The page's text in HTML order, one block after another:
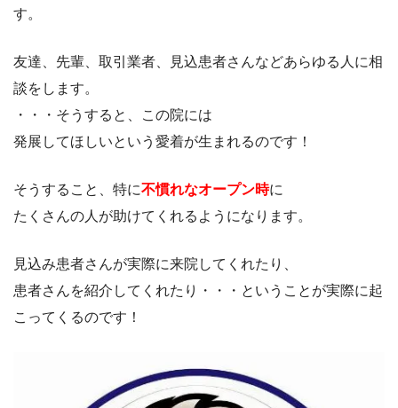
す。
友達、先輩、取引業者、見込患者さんなどあらゆる人に相
談をします。
・・・そうすると、この院には
発展してほしいという愛着が生まれるのです！
そうすること、特に不慣れなオープン時に
たくさんの人が助けてくれるようになります。
見込み患者さんが実際に来院してくれたり、
患者さんを紹介してくれたり・・・ということが実際に起
こってくるのです！